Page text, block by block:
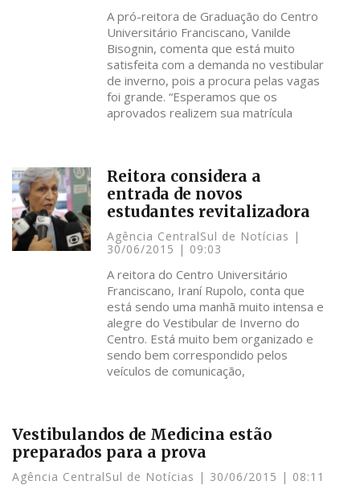
A pró-reitora de Graduação do Centro
Universitário Franciscano, Vanilde
Bisognin, comenta que está muito
satisfeita com a demanda no vestibular
de inverno, pois a procura pelas vagas
foi grande. “Esperamos que os
aprovados realizem sua matrícula
Reitora considera a
entrada de novos
estudantes revitalizadora
Agência CentralSul de Notícias
30/06/2015
09:03
A reitora do Centro Universitário
Franciscano, Iraní Rupolo, conta que
está sendo uma manhã muito intensa e
alegre do Vestibular de Inverno do
Centro. Está muito bem organizado e
sendo bem correspondido pelos
veículos de comunicação,
Vestibulandos de Medicina estão
preparados para a prova
Agência CentralSul de Notícias 30/06/2015 08:11